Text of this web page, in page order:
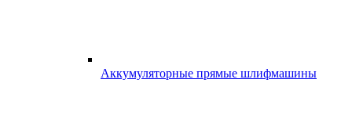
Аккумуляторные прямые шлифмашины